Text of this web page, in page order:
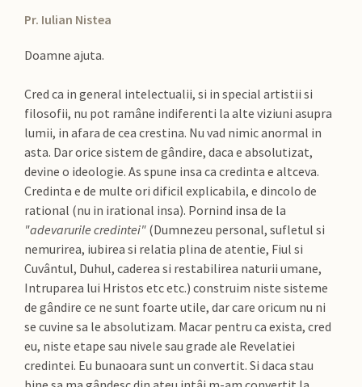
Pr. Iulian Nistea
Doamne ajuta.
Cred ca in general intelectualii, si in special artistii si
filosofii, nu pot ramâne indiferenti la alte viziuni asupra
lumii, in afara de cea crestina. Nu vad nimic anormal in
asta. Dar orice sistem de gândire, daca e absolutizat,
devine o ideologie. As spune insa ca credinta e altceva.
Credinta e de multe ori dificil explicabila, e dincolo de
rational (nu in irational insa). Pornind insa de la
"adevarurile credintei" (Dumnezeu personal, sufletul si
nemurirea, iubirea si relatia plina de atentie, Fiul si
Cuvântul, Duhul, caderea si restabilirea naturii umane,
Intruparea lui Hristos etc etc.) construim niste sisteme
de gândire ce ne sunt foarte utile, dar care oricum nu ni
se cuvine sa le absolutizam. Macar pentru ca exista, cred
eu, niste etape sau nivele sau grade ale Revelatiei
credintei. Eu bunaoara sunt un convertit. Si daca stau